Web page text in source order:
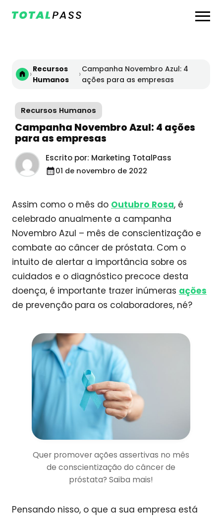
›Recursos
Humanos
›Campanha Novembro Azul: 4
ações para as empresas
Recursos Humanos
Campanha Novembro Azul: 4 ações
para as empresas
Escrito por: Marketing TotalPass
01 de novembro de 2022
Assim como o mês do Outubro Rosa, é
celebrado anualmente a campanha
Novembro Azul – mês de conscientização e
combate ao câncer de próstata. Com o
intuito de alertar a importância sobre os
cuidados e o diagnóstico precoce desta
doença, é importante trazer inúmeras ações
de prevenção para os colaboradores, né?
Quer promover ações assertivas no mês
de conscientização do câncer de
próstata? Saiba mais!
Pensando nisso, o que a sua empresa está